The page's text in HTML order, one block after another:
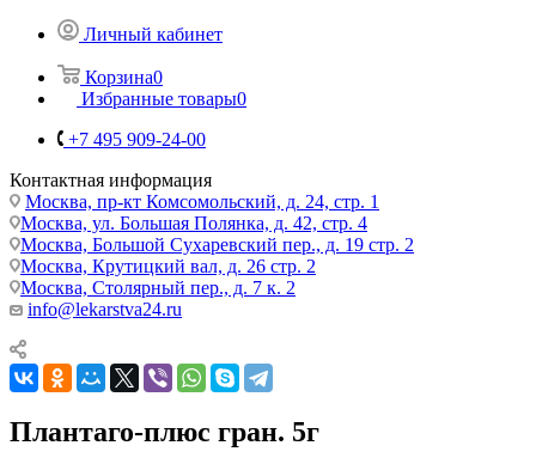
Личный кабинет
Корзина0
Избранные товары0
+7 495 909-24-00
Контактная информация
Москва, пр-кт Комсомольский, д. 24, стр. 1
Москва, ул. Большая Полянка, д. 42, стр. 4
Москва, Большой Сухаревский пер., д. 19 стр. 2
Москва, Крутицкий вал, д. 26 стр. 2
Москва, Столярный пер., д. 7 к. 2
info@lekarstva24.ru
Плантаго-плюс гран. 5г